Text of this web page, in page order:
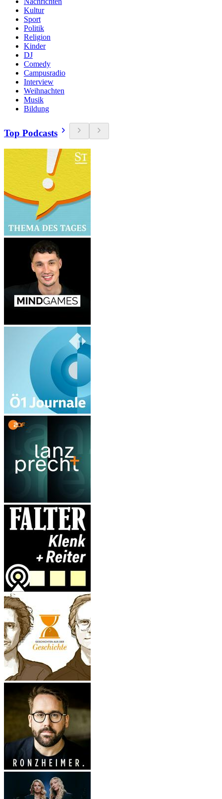
Kultur
Sport
Politik
Religion
Kinder
DJ
Comedy
Campusradio
Interview
Weihnachten
Musik
Bildung
Top Podcasts